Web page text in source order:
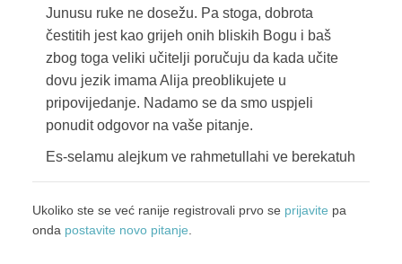
Junusu ruke ne dosežu. Pa stoga, dobrota
čestitih jest kao grijeh onih bliskih Bogu i baš
zbog toga veliki učitelji poručuju da kada učite
dovu jezik imama Alija preoblikujete u
pripovijedanje. Nadamo se da smo uspjeli
ponudit odgovor na vaše pitanje.
Es-selamu alejkum ve rahmetullahi ve berekatuh
Ukoliko ste se već ranije registrovali prvo se prijavite pa
onda postavite novo pitanje.